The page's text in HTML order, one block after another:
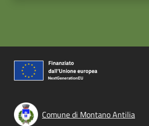
Comune di Montano Antilia